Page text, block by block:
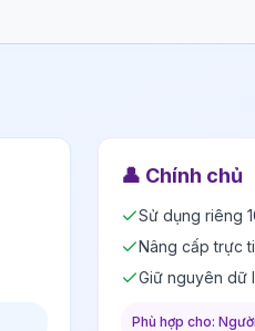
👤 Chính chủ
Sử dụng riêng
Nâng cấp trực
Giữ nguyên dữ
Phù hợp cho: